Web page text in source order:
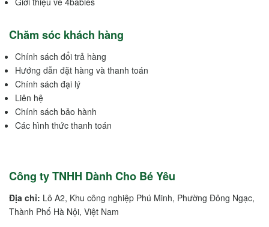
Chăm sóc khách hàng
Chính sách đổi trả hàng
Hướng dẫn đặt hàng và thanh toán
Chính sách đại lý
Liên hệ
Chính sách bảo hành
Các hình thức thanh toán
Công ty TNHH Dành Cho Bé Yêu
Địa chỉ: Lô A2, Khu công nghiệp Phú Minh, Phường Đông Ngạc,
Thành Phố Hà Nội, Việt Nam